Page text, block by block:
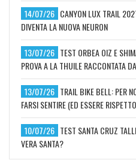
14/07/26 CANYON LUX TRAIL
DIVENTA LA NUOVA NEURON
13/07/26 TEST ORBEA OIZ E
PROVA A LA THUILE RACCONTATA
13/07/26 TRAIL BIKE BELL: PER
FARSI SENTIRE (ED ESSERE
10/07/26 TEST SANTA CRUZ
VERA SANTA?